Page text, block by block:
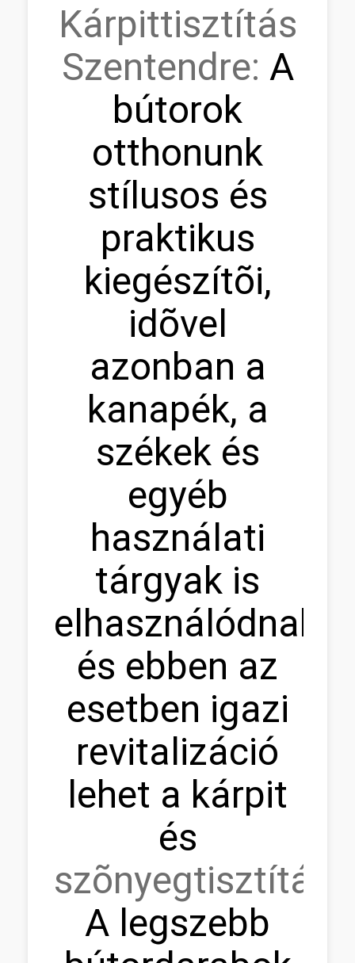
Kárpittisztítás
Szentendre: A
bútorok
otthonunk
stílusos és
praktikus
kiegészítõi,
idõvel
azonban a
kanapék, a
székek és
egyéb
használati
tárgyak is
elhasználódnak,
és ebben az
esetben igazi
revitalizáció
lehet a kárpit
és
szõnyegtisztítás.
A legszebb